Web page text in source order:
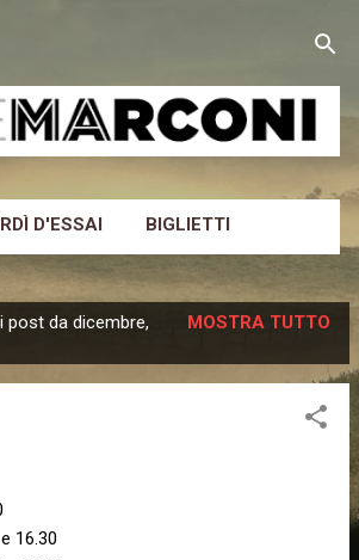
D'ESSAI BIGLIETTI
ALTRO… NEWSLETTER
post da dicembre,
MOSTRA TUTTO
16.30